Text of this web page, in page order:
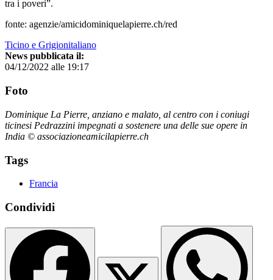
tra i poveri”.
fonte: agenzie/amicidominiquelapierre.ch/red
Ticino e Grigionitaliano
News pubblicata il:
04/12/2022 alle 19:17
Foto
Dominique La Pierre, anziano e malato, al centro con i coniugi
ticinesi Pedrazzini impegnati a sostenere una delle sue opere in
India © associazioneamicilapierre.ch
Tags
Francia
Condividi